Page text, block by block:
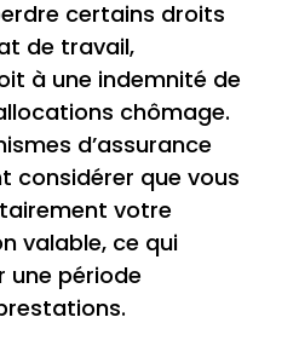
certains droits
de travail,
à une indemnité de
chômage.
d’assurance
considérer que vous
votre
valable, ce qui
une période